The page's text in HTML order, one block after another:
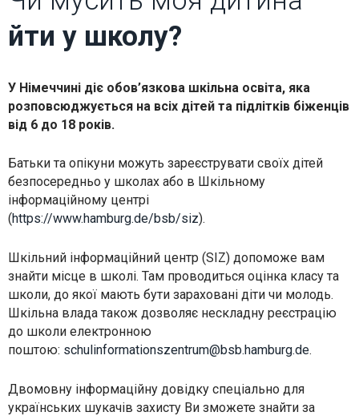
йти у школу?​
У Німеччині діє обов’язкова шкільна освіта, яка
розповсюджується на всіх дітей та підлітків біженців
від 6 до 18 років.
Батьки та опікуни можуть зареєструвати своїх дітей
безпосередньо у школах або в Шкільному
інформаційному центрі
(https://www.hamburg.de/bsb/siz).
Шкільний інформаційний центр (SIZ) допоможе вам
знайти місце в школі. Там проводиться оцінка класу та
школи, до якої мають бути зараховані діти чи молодь.
Шкільна влада також дозволяє нескладну реєстрацію
до школи електронною
поштою: schulinformationszentrum@bsb.hamburg.de.
Двомовну інформаційну довідку спеціально для
українських шукачів захисту Ви зможете знайти за
how the
Experience
In order for
our website
during your
visit. If you
refuse these
disappear
from the
website.
By sharing
your
behavior as
you visit our
site, you